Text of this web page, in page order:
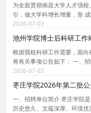
为全面贯彻南昌大学人才强
引，做大学科增长增量，形
发展需要，依托食品科学与工
师资博士后专职科研人员，
2026-07-03
池州学院博士后科研工
根据我校科研工作需要，面
将有关事项公告如下： 一、
养，遵纪守法，身体健康；
的可以在2026年12月31日前
2026-07-03
枣庄学院2026年第二批
一、招聘单位简介 枣庄学院
历史悠久、文蕴深厚、环境